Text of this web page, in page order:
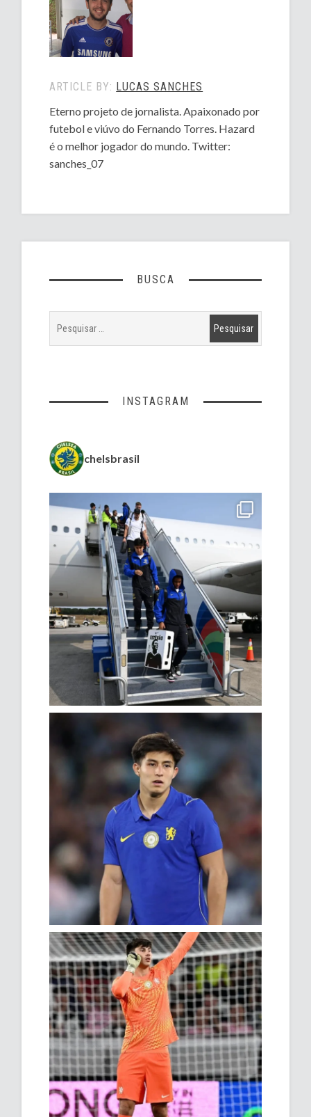
ARTICLE BY: LUCAS SANCHES
Eterno projeto de jornalista. Apaixonado por
futebol e viúvo do Fernando Torres. Hazard
é o melhor jogador do mundo. Twitter:
sanches_07
BUSCA
INSTAGRAM
chelsbrasil